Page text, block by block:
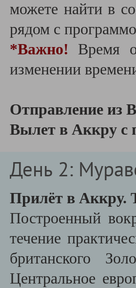
можете найти в
рядом с
*Важно! Время
изменении
Отправление из
Вылет в Аккру с
День 2:
Прилёт в Аккру.
Построенный
течение
британского
Центральное